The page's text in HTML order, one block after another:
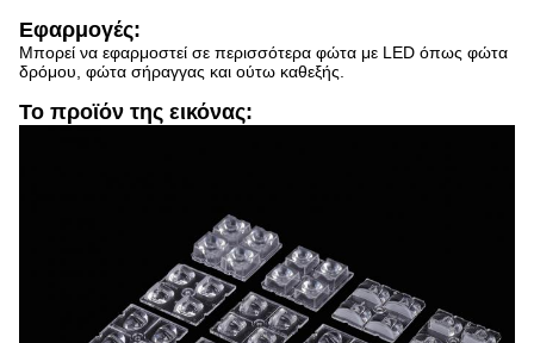
Εφαρμογές:
Μπορεί να εφαρμοστεί σε περισσότερα φώτα με LED όπως φώτα
δρόμου, φώτα σήραγγας και ούτω καθεξής.
Το προϊόν της εικόνας: